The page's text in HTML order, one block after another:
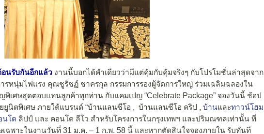
นรับกันอีกแล้ว งานนี้บอกได้คำเดียวว่ามีแต่คุ้มกับคุ้มจริงๆ กับโปรโมชั่นล่าสุดจาก
รหนุ่มไฟแรง คุณชูรัชฏ์ ชาครกุล กรรมการรองผู้จัดการใหญ่ ร่วมเฉลิมฉลองใน
เศษสุดตอบแทนลูกค้าทุกท่าน กับแคมเปญ “Celebrate Package” จองวันนี้ ช้อป
ยูนิตพิเศษ ภายใต้แบรนด์ “บ้านแลนซีโอ , บ้านแลนซีโอ คริป , บ้านและทาวน์โฮม
นโด ลิปป์ และ คอนโด ลีโว สำหรับโครงการในกรุงเทพฯ และปริมณฑลเท่านั้น ที่
เฉพาะในงานวันที่ 31 ม.ค. – 1 ก.พ. 58 นี้ และหากตัดสินใจจองภายใน รับทันที